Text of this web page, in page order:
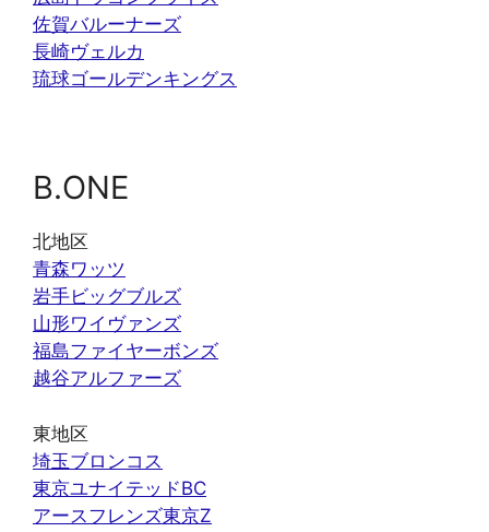
佐賀バルーナーズ
長崎ヴェルカ
琉球ゴールデンキングス
B.ONE
北地区
青森ワッツ
岩手ビッグブルズ
山形ワイヴァンズ
福島ファイヤーボンズ
越谷アルファーズ
東地区
埼玉ブロンコス
東京ユナイテッドBC
アースフレンズ東京Z